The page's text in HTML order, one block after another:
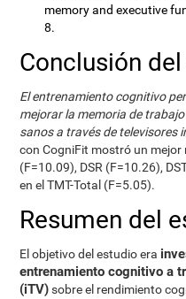
memory and executive
8.
Conclusión
El entrenamiento cognitivo
mejorar la memoria de
sanos a través de televisores
con CogniFit mostró un mejor
(F=10.09), DSR (F=10.26),
en el TMT-Total (F=5.05).
Resumen del
El objetivo del estudio era
entrenamiento cognitivo a
(iTV)sobre el rendimiento